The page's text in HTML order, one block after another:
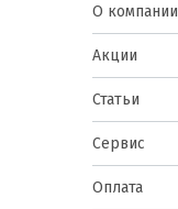
О компании
Акции
Статьи
Сервис
Оплата